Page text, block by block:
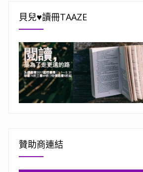
貝兒♥讀冊TAAZE
贊助商連結